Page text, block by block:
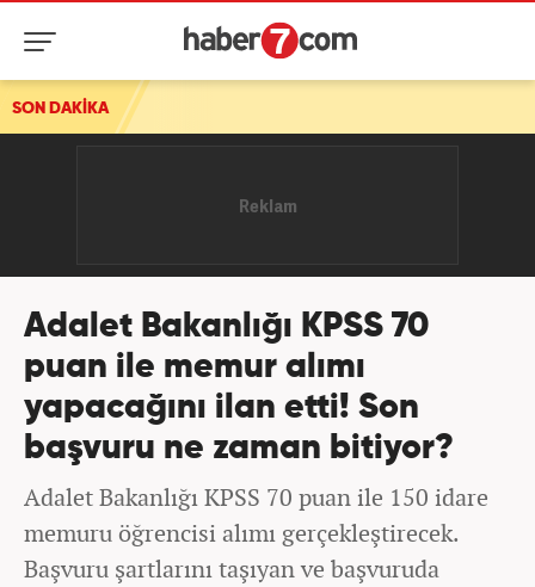
SON DAKİKA
Adalet Bakanlığı KPSS 70
puan ile memur alımı
yapacağını ilan etti! Son
başvuru ne zaman bitiyor?
Adalet Bakanlığı KPSS 70 puan ile 150 idare
memuru öğrencisi alımı gerçekleştirecek.
Başvuru şartlarını taşıyan ve başvuruda